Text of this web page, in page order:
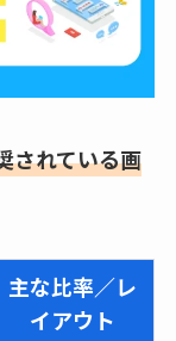
されている画
主な比率／レ
イアウト